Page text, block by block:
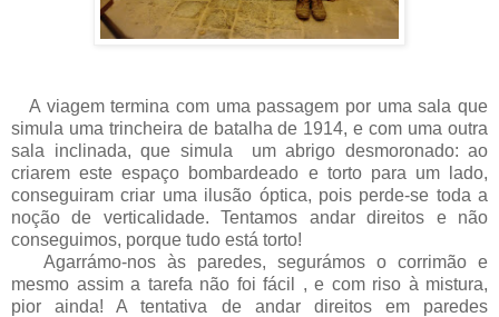
A viagem termina com uma passagem por uma sala que
simula uma trincheira de batalha de 1914, e com uma outra
sala inclinada, que simula
um abrigo desmoronado: ao
criarem este espaço bombardeado e torto para um lado,
conseguiram criar uma ilusão óptica, pois perde-se toda a
noção de verticalidade. Tentamos andar direitos enão
conseguimos, porque tudo está torto!
Agarrámo-nos às paredes, segurámos o corrimão e
mesmo assim a tarefa não foi fácil , e com riso à mistura,
pior ainda! A tentativa de andar direitos em paredes